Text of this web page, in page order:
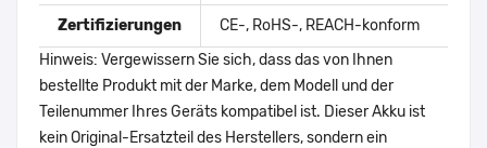
Zertifizierungen
CE-, RoHS-, REACH-konform
Hinweis: Vergewissern Sie sich, dass das von Ihnen
bestellte Produkt mit der Marke, dem Modell und der
Teilenummer Ihres Geräts kompatibel ist. Dieser Akku ist
kein Original-Ersatzteil des Herstellers, sondern ein